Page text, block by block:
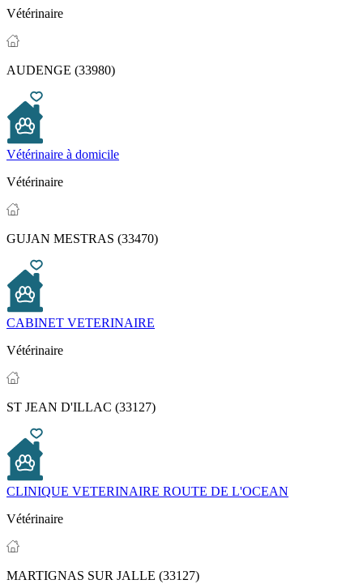
Vétérinaire
AUDENGE (33980)
Vétérinaire à domicile
Vétérinaire
GUJAN MESTRAS (33470)
CABINET VETERINAIRE
Vétérinaire
ST JEAN D'ILLAC (33127)
CLINIQUE VETERINAIRE ROUTE DE L'OCEAN
Vétérinaire
MARTIGNAS SUR JALLE (33127)